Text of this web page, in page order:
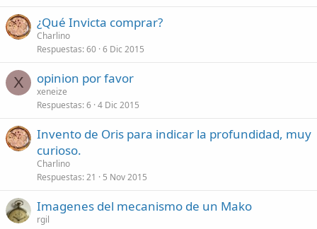
¿Qué Invicta comprar?
Charlino
Respuestas 60 6 Dic 2015
X opinion por favor
xeneize
Respuestas 6 4 Dic 2015
Invento de Oris para indicar la profundidad, muy
curioso.
Charlino
Respuestas 21 5 Nov 2015
Imagenes del mecanismo de un Mako
rgil